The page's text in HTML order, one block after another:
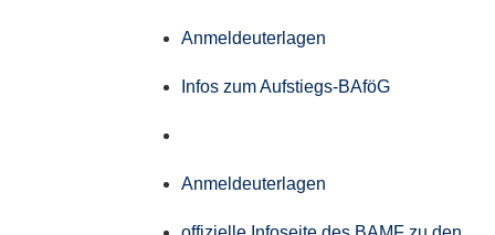
Anmeldeuterlagen
Infos zum Aufstiegs-BAföG
Anmeldeuterlagen